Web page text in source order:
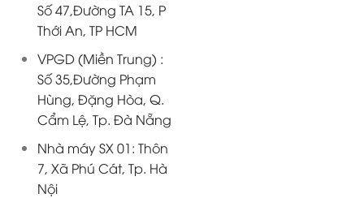
Số 47,Đường TA 15, P
Thới An, TP HCM
VPGD (Miền Trung) :
Số 35,Đường Phạm
Hùng, Đặng Hòa, Q.
Cẩm Lệ, Tp. Đà Nẵng
Nhà máy SX 01: Thôn
7, Xã Phú Cát, Tp. Hà
Nội